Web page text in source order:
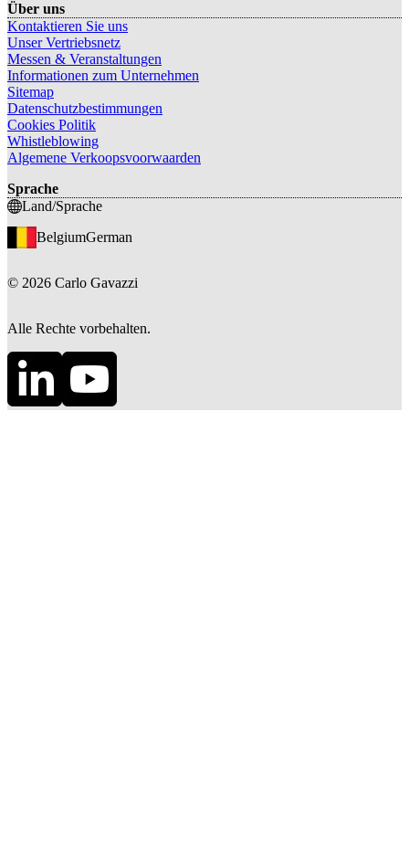
Über uns
Kontaktieren Sie uns
Unser Vertriebsnetz
Messen & Veranstaltungen
Informationen zum Unternehmen
Sitemap
Datenschutzbestimmungen
Cookies Politik
Whistleblowing
Algemene Verkoopsvoorwaarden
Sprache
Land/Sprache
BelgiumGerman
© 2026 Carlo Gavazzi
Alle Rechte vorbehalten.